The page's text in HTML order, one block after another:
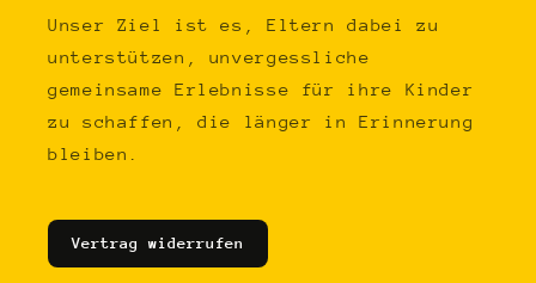
Unser Ziel ist es, Eltern dabei zu
unterstützen, unvergessliche
gemeinsame Erlebnisse für ihre Kinder
zu schaffen, die länger in Erinnerung
bleiben.
Vertrag widerrufen